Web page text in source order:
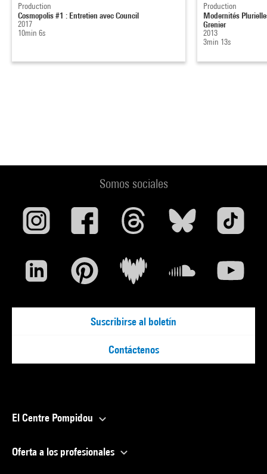
Production
Cosmopolis #1 : Entretien avec Council
2017
10min 6s
Production
Modernités
Grenier
2013
3min 13s
Somos sociales
Suscribirse al boletín
Contáctenos
El Centre Pompidou
Oferta a los profesionales